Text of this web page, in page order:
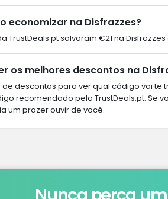
economizar na Disfrazzes?
TrustDeals.pt salvaram €21 na
os melhores descontos na
descontos para ver qual código vai te
recomendado pela TrustDeals.pt. Se
um prazer ouvir de você.